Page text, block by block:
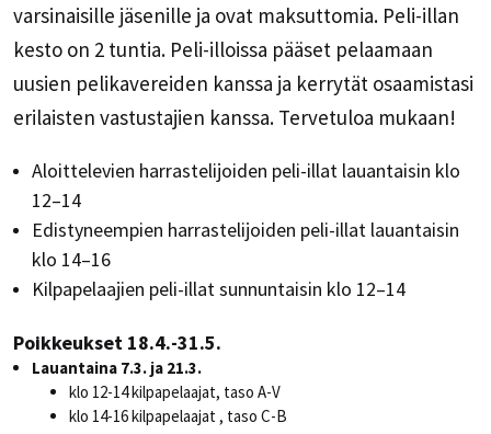
varsinaisille jäsenille ja ovat maksuttomia. Peli-illan
kesto on 2 tuntia. Peli-illoissa pääset pelaamaan
uusien pelikavereiden kanssa ja kerrytät osaamistasi
erilaisten vastustajien kanssa. Tervetuloa mukaan!
Aloittelevien harrastelijoiden peli-illat lauantaisin klo
12–14
Edistyneempien harrastelijoiden peli-illat lauantaisin
klo 14–16
Kilpapelaajien peli-illat sunnuntaisin klo 12–14
Poikkeukset 18.4.-31.5.
Lauantaina 7.3. ja 21.3.
klo 12-14 kilpapelaajat, taso A-V
klo 14-16 kilpapelaajat , taso C-B